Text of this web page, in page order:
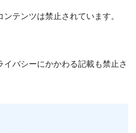
ンテンツは禁止されています。
バシーにかかわる記載も禁止さ